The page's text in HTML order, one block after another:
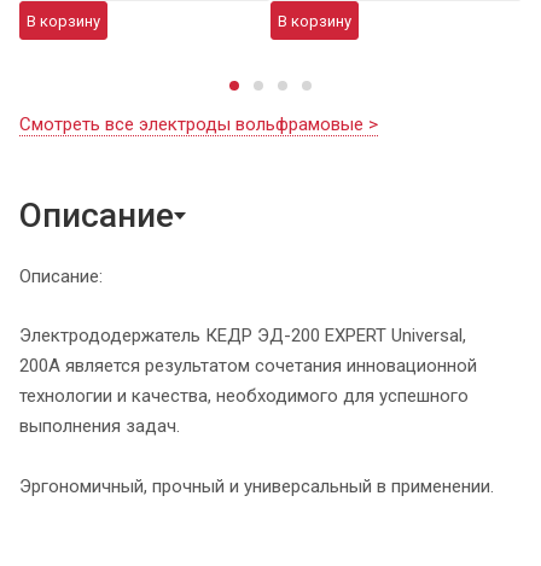
В корзину В корзину
Смотреть все электроды вольфрамовые >
Описание
Описание:
Электрододержатель КЕДР ЭД-200 EXPERT Universal,
200А является результатом сочетания инновационной
технологии и качества, необходимого для успешного
выполнения задач.
Эргономичный, прочный и универсальный в применении.